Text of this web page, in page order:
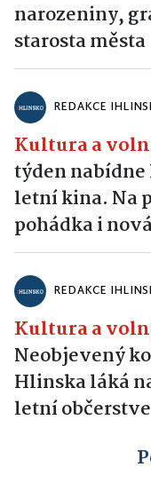
narozeniny,
starosta města
REDAKCE
Kultura a
týden
letní kina. Na
pohádka i
REDAKCE
Kultura a
Neobjevený
Hlinska láká
letní